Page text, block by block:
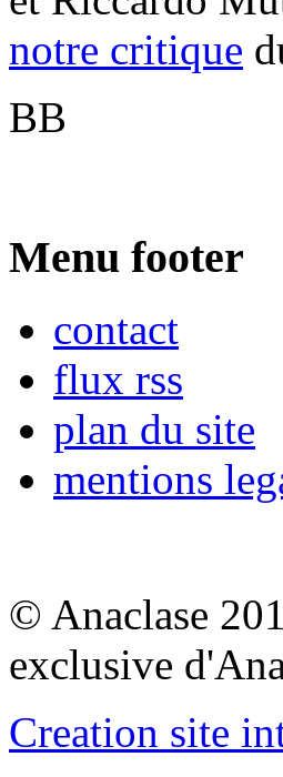
notre critique
BB
Menu footer
contact
flux rss
plan du site
mentions
© Anaclase
exclusive
Creation site